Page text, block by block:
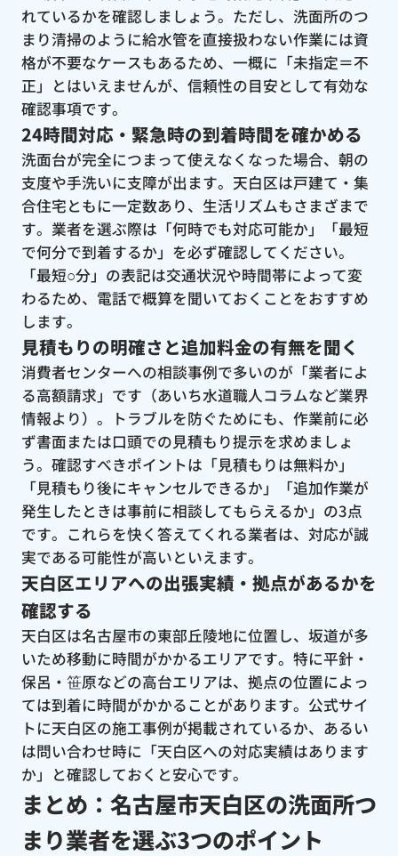
れているかを確認しましょう。ただし、洗面所のつ
まり清掃のように給水管を直接扱わない作業には資
格が不要なケースもあるため、一概に「未指定＝不
正」とはいえませんが、信頼性の目安として有効な
確認事項です。
24時間対応・緊急時の到着時間を確かめる
洗面台が完全につまって使えなくなった場合、朝の
支度や手洗いに支障が出ます。天白区は戸建て・集
合住宅ともに一定数あり、生活リズムもさまざまで
す。業者を選ぶ際は「何時でも対応可能か」「最短
で何分で到着するか」を必ず確認してください。
「最短○分」の表記は交通状況や時間帯によって変
わるため、電話で概算を聞いておくことをおすすめ
します。
見積もりの明確さと追加料金の有無を聞く
消費者センターへの相談事例で多いのが「業者によ
る高額請求」です（あいち水道職人コラムなど業界
情報より）。トラブルを防ぐためにも、作業前に必
ず書面または口頭での見積もり提示を求めましょ
う。確認すべきポイントは「見積もりは無料か」
「見積もり後にキャンセルできるか」「追加作業が
発生したときは事前に相談してもらえるか」の3点
です。これらを快く答えてくれる業者は、対応が誠
実である可能性が高いといえます。
天白区エリアへの出張実績・拠点があるかを
確認する
天白区は名古屋市の東部丘陵地に位置し、坂道が多
いため移動に時間がかかるエリアです。特に平針・
保呂・笹原などの高台エリアは、拠点の位置によっ
ては到着に時間がかかることがあります。公式サイ
トに天白区の施工事例が掲載されているか、あるい
は問い合わせ時に「天白区への対応実績はあります
か」と確認しておくと安心です。
まとめ：名古屋市天白区の洗面所つ
まり業者を選ぶ3つのポイント